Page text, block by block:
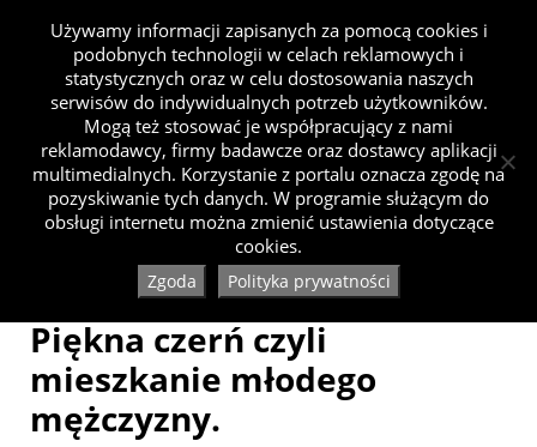
Piękna czerń czyli
mieszkanie młodego
mężczyzny.
Używamy informacji zapisanych za pomocą cookies i
podobnych technologii w celach reklamowych i
statystycznych oraz w celu dostosowania naszych
serwisów do indywidualnych potrzeb użytkowników.
Mogą też stosować je współpracujący z nami
reklamodawcy, firmy badawcze oraz dostawcy aplikacji
multimedialnych. Korzystanie z portalu oznacza zgodę na
pozyskiwanie tych danych. W programie służącym do
obsługi internetu można zmienić ustawienia dotyczące
cookies.
Zgoda Polityka prywatności